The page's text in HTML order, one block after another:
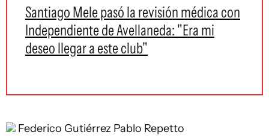
Santiago Mele pasó la revisión médica con
Independiente de Avellaneda: "Era mi
deseo llegar a este club"
Federico Gutiérrez Pablo Repetto